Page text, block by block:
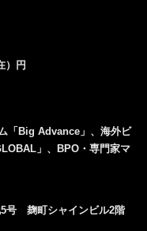
）円
「Big Advance」、海外ビ
」、BPO・専門家マ
号 麹町シャインビル2階